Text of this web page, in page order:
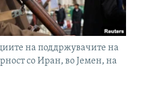
на поддржувачите на
со Иран, во Јемен, на